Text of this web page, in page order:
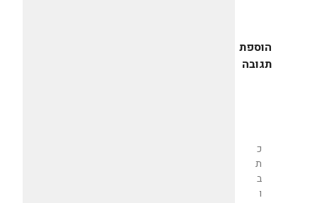
הוספת
תגובה